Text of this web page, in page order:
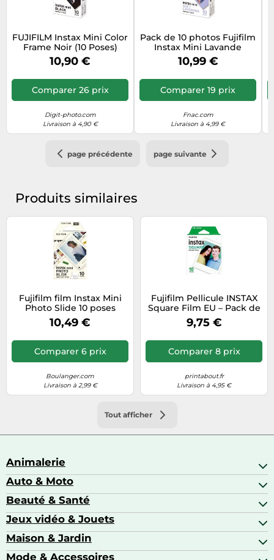
FUJIFILM Instax Mini Color
Frame Noir (10 Poses)
10,90 €
Comparer 26 prix
Digit-photo.com
Livraison à 4,90 €
Pack de 10 photos Fujifilm
Instax Mini Lavande
10,99 €
Comparer 19 prix
Fnac.com
Livraison à 4,99 €
page précédente page suivante
Produits similaires
Fujifilm film Instax Mini
Photo Slide 10 poses
10,49 €
Comparer 6 prix
Boulanger.com
Livraison à 2,99 €
Fujifilm Pellicule INSTAX
Square Film EU – Pack de
10
9,75 €
Comparer 8 prix
printabout.fr
Livraison à 4,95 €
Tout afficher
Animalerie
Abris pour animaux sauvages
Aquariophilie
Colliers GPS
Matériel orthopédique pour animaux
Auto & Moto
Accessoires auto
Attelage & portage
Autoradios
Casques moto
Beauté & Santé
Alimentation bébé
Amour & contraception
Appareils de coiffure
Jeux vidéo & Jouets
Accessoires de gaming
Consoles de jeux
Maison & Jardin
Ameublement
Mode & Accessoires